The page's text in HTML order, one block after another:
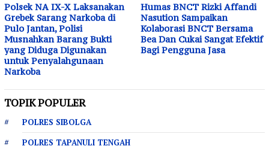
Polsek NA IX-X Laksanakan
Grebek Sarang Narkoba di
Pulo Jantan, Polisi
Musnahkan Barang Bukti
yang Diduga Digunakan
untuk Penyalahgunaan
Narkoba
Humas BNCT Rizki Affandi
Nasution Sampaikan
Kolaborasi BNCT Bersama
Bea Dan Cukai Sangat Efektif
Bagi Pengguna Jasa
TOPIK POPULER
POLRES SIBOLGA
POLRES TAPANULI TENGAH